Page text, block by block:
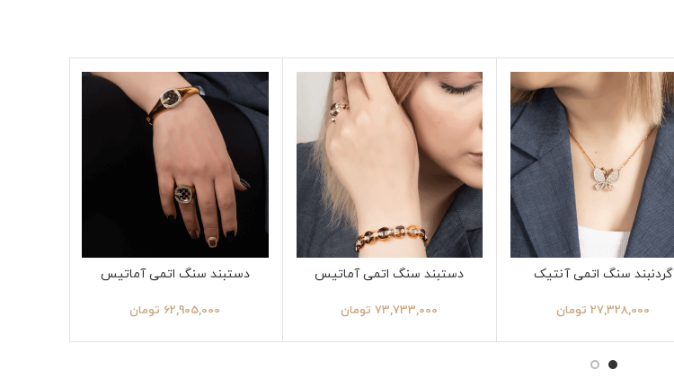
گردنبند سنگ اتمی آنتیک
27,328,000 تومان
دستبند سنگ اتمی آماتیس
73,733,000 تومان
دستبند سنگ اتمی آماتیس
62,905,000 تومان